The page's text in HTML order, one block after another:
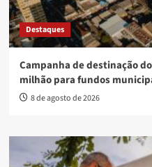
Destaques
Campanha de destinação
milhão para fundos
8 de agosto de 2026